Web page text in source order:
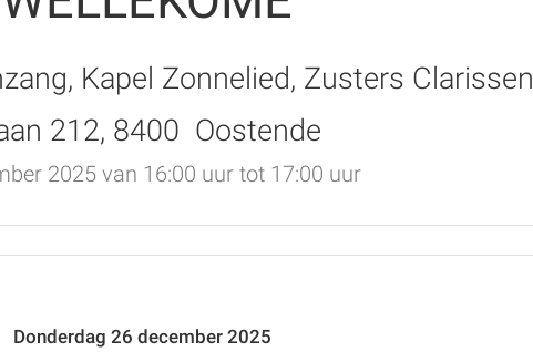
Kapel Zonnelied, Zusters Clarissen
212, 8400 Oostende
2025 van 16:00 uur tot 17:00 uur
Donderdag 26 december 2025